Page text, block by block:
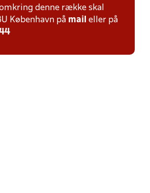
denne række skal
København på mail eller på